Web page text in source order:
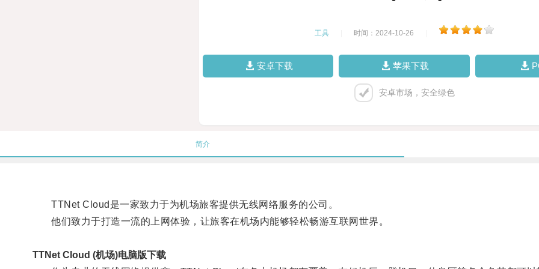
工具 时间：2024-10-26
安卓下载 苹果下载
安卓市场，安全绿色
简介
TTNet Cloud是一家致力于为机场旅客提供无线网络服务的公司。
他们致力于打造一流的上网体验，让旅客在机场内能够轻松畅游互联网世界。
TTNet Cloud (机场)电脑版下载